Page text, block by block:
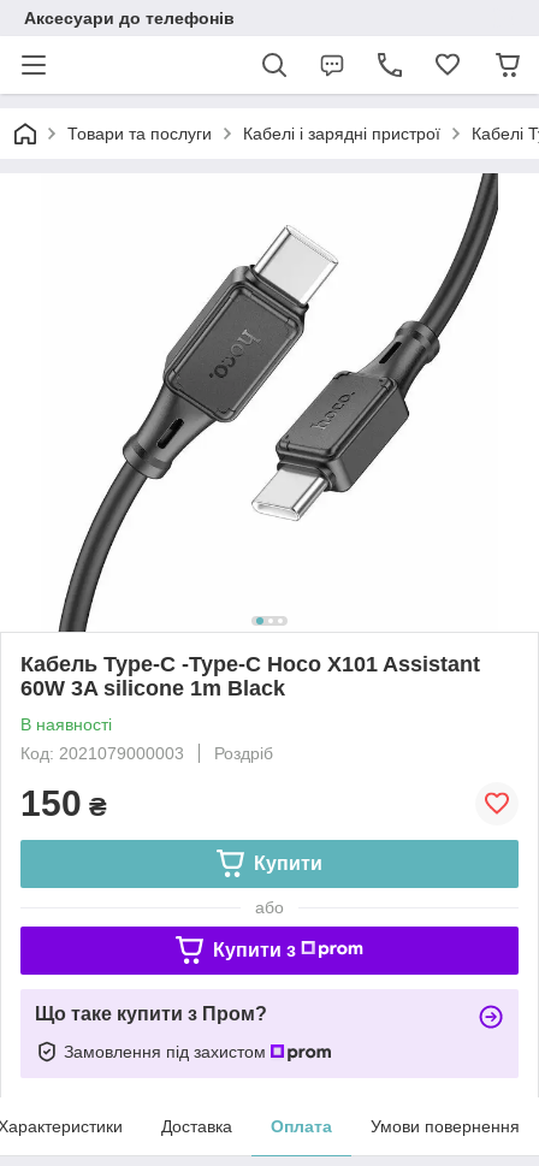
Аксесуари до телефонів
Товари та послуги Кабелі і зарядні пристрої Кабелі
Кабель Type-C -Type-C Hoco X101 Assistant
60W 3A silicone 1m Black
В наявності
Код: 2021079000003
Роздріб
150 ₴
Купити
або
Купити з
Що таке купити з Пром?
Замовлення під захистом
Доставка Оплата Умови повернення